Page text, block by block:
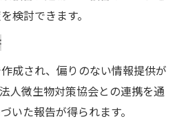
検討できます。
成され、偏りのない情報提供が
人微生物対策協会との連携を通
いた報告が得られます。